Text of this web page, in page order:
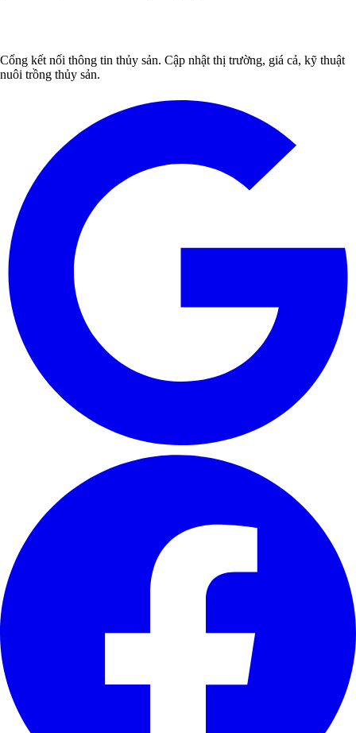
Cổng kết nối thông tin thủy sản. Cập nhật thị trường, giá cả, kỹ thuật
nuôi trồng thủy sản.